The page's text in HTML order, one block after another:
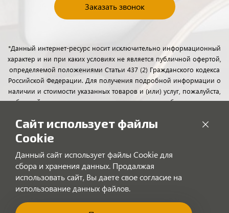
Заказать звонок
*Данный интернет-ресурс носит исключительно информационный
характер и ни при каких условиях не является публичной офертой,
определяемой положениями Статьи 437 (2) Гражданского кодекса
Российской Федерации. Для получения подробной информации о
наличии и стоимости указанных товаров и (или) услуг, пожалуйста,
обращайтесь к менеджерам отдела клиентского обслуживания с
Сайт использует файлы
Cookie
Данный сайт использует файлы Cookie для
сбора и хранения данных. Продалжая
использовать сайт, Вы даете свое согласие на
использование данных файлов.